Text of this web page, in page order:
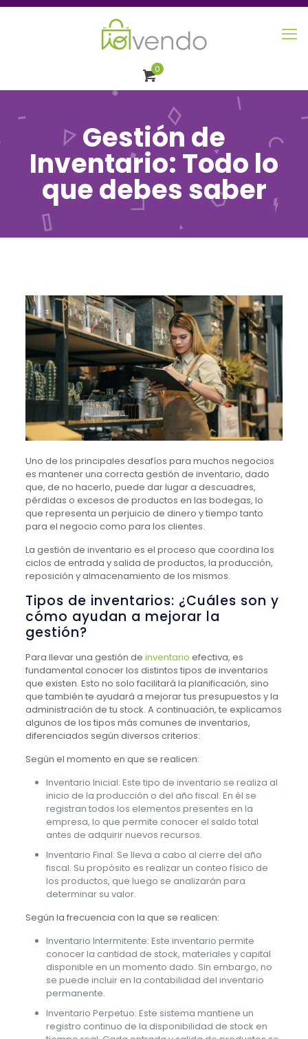
0
Gestión de
Inventario: Todo lo
que debes saber
Uno de los principales desafíos para muchos negocios
es mantener una correcta gestión de inventario, dado
que, de no hacerlo, puede dar lugar a descuadres,
pérdidas o excesos de productos en las bodegas, lo
que representa un perjuicio de dinero y tiempo tanto
para el negocio como para los clientes.
La gestión de inventario es el proceso que coordina los
ciclos de entrada y salida de productos, la producción,
reposición y almacenamiento de los mismos.
Tipos de inventarios: ¿Cuáles son y
cómo ayudan a mejorar la
gestión?
Para llevar una gestión de inventario efectiva, es
fundamental conocer los distintos tipos de inventarios
que existen. Esto no solo facilitará la planificación, sino
que también te ayudará a mejorar tus presupuestos y la
administración de tu stock. A continuación, te explicamos
algunos de los tipos más comunes de inventarios,
diferenciados según diversos criterios:
Según el momento en que se realicen:
Inventario Inicial: Este tipo de inventario se realiza al
inicio de la producción o del año fiscal. En él se
registran todos los elementos presentes en la
empresa, lo que permite conocer el saldo total
antes de adquirir nuevos recursos.
Inventario Final: Se lleva a cabo al cierre del año
fiscal. Su propósito es realizar un conteo físico de
los productos, que luego se analizarán para
determinar su valor.
Según la frecuencia con la que se realicen:
Inventario Intermitente: Este inventario permite
conocer la cantidad de stock, materiales y capital
disponible en un momento dado. Sin embargo, no
se puede incluir en la contabilidad del inventario
permanente.
Inventario Perpetuo: Este sistema mantiene un
registro continuo de la disponibilidad de stock en